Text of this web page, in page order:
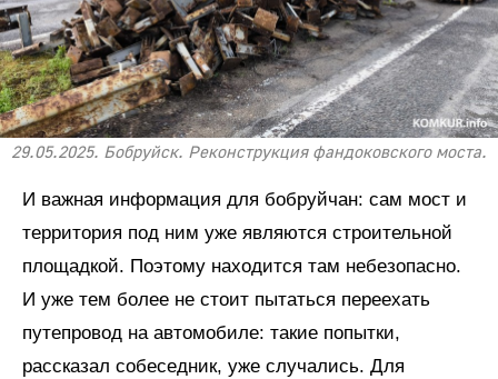
29.05.2025. Бобруйск. Реконструкция фандоковского моста.
И важная информация для бобруйчан: сам мост и
территория под ним уже являются строительной
площадкой. Поэтому находится там небезопасно.
И уже тем более не стоит пытаться переехать
путепровод на автомобиле: такие попытки,
рассказал собеседник, уже случались. Для